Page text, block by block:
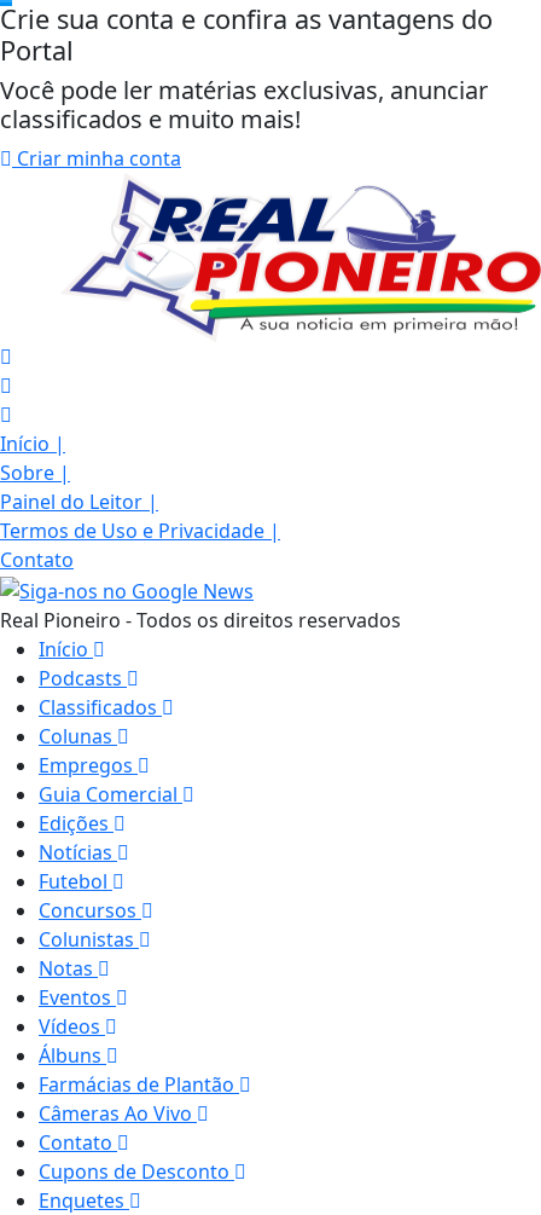
Crie sua conta e confira as vantagens do
Portal
Você pode ler matérias exclusivas, anunciar
classificados e muito mais!
Criar minha conta
Início |
Sobre |
Painel do Leitor |
Termos de Uso e Privacidade |
Contato
Real Pioneiro - Todos os direitos reservados
Início
Podcasts
Classificados
Colunas
Empregos
Guia Comercial
Edições
Notícias
Futebol
Concursos
Colunistas
Notas
Eventos
Vídeos
Álbuns
Farmácias de Plantão
Câmeras Ao Vivo
Contato
Cupons de Desconto
Enquetes